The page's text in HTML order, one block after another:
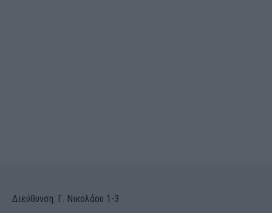
Διεύθυνση: Γ. Νικολάου 1-3